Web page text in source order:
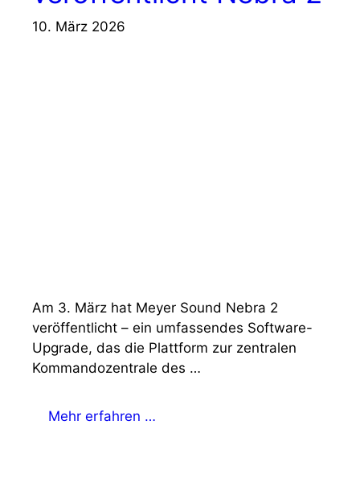
10. März 2026
Am 3. März hat Meyer Sound Nebra 2
veröffentlicht – ein umfassendes Software-
Upgrade, das die Plattform zur zentralen
Kommandozentrale des …
Mehr erfahren …